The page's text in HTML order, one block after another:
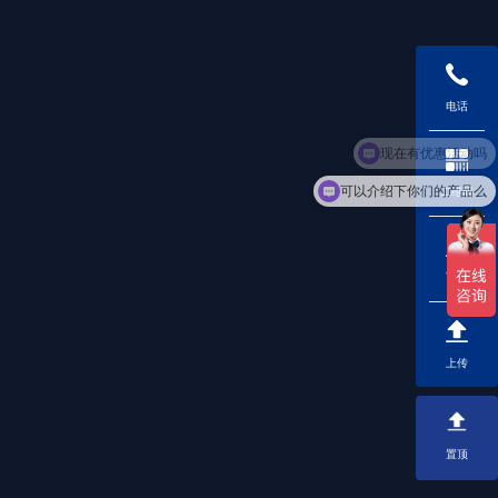
电话
二维码
下载
上传
置顶
可以介绍下你们的产品么